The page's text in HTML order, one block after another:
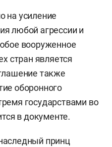
на усиление
любой агрессии и
вооруженное
стран является
также
оборонного
государствами во
в документе.
принц